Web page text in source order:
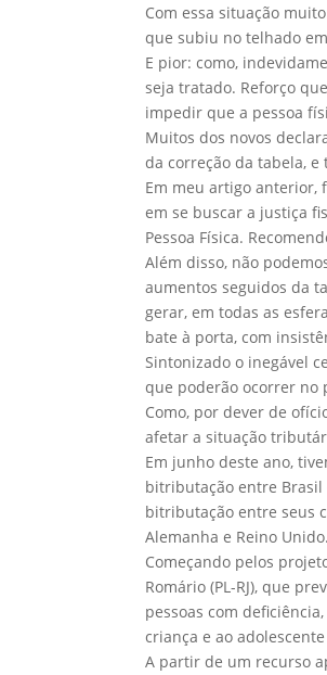
Com essa situação
que subiu no telhado
E pior: como,
seja tratado. Reforço
impedir que a pessoa
Muitos dos novos
da correção da tabela,
Em meu artigo anterior,
em se buscar a justiça
Pessoa Física.
Além disso, não
aumentos seguidos da
gerar, em todas as
bate à porta, com
Sintonizado o inegável
que poderão ocorrer no
Como, por dever de
afetar a situação
Em junho deste ano,
bitributação entre Brasil
bitributação entre seus
Alemanha e Reino Unido.
Começando pelos
Romário (PL-RJ), que
pessoas com
criança e ao
A partir de um recurso